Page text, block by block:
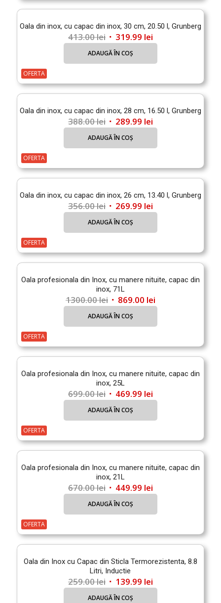
Oala din inox, cu capac din inox, 30 cm, 20.50 l, Grunberg
413.00lei Prețul
inițial
413.00 lei.
319.99 leiPrețul
curent
este:
ADAUGĂ ÎN COȘ
OFERTA
Oala din inox, cu capac din inox, 28 cm, 16.50 l, Grunberg
388.00lei Prețul
inițial
388.00 lei.
289.99 leiPrețul
curent
este:
ADAUGĂ ÎN COȘ
OFERTA
Oala din inox, cu capac din inox, 26 cm, 13.40 l, Grunberg
356.00lei Prețul
inițial
356.00 lei.
269.99 leiPrețul
curent
este:
ADAUGĂ ÎN COȘ
OFERTA
Oala profesionala din Inox, cu manere nituite, capac din
inox, 71L
1300.00lei Prețul
inițial
1300.00 lei.
869.00 leiPrețul
curent
este:
ADAUGĂ ÎN COȘ
OFERTA
Oala profesionala din Inox, cu manere nituite, capac din
inox, 25L
699.00lei Prețul
inițial
699.00 lei.
469.99 leiPrețul
curent
este:
ADAUGĂ ÎN COȘ
OFERTA
Oala profesionala din Inox, cu manere nituite, capac din
inox, 21L
670.00lei Prețul
inițial
670.00 lei.
449.99 leiPrețul
curent
este:
ADAUGĂ ÎN COȘ
OFERTA
Oala din Inox cu Capac din Sticla Termorezistenta, 8.8
Litri, Inductie
259.00lei Prețul
inițial
139.99 leiPrețul
curent
ADAUGĂ ÎN COȘ